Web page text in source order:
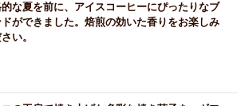
な夏を前に、アイスコーヒーにぴったりなブ
ドができました。焙煎の効いた香りをお楽しみ
い。